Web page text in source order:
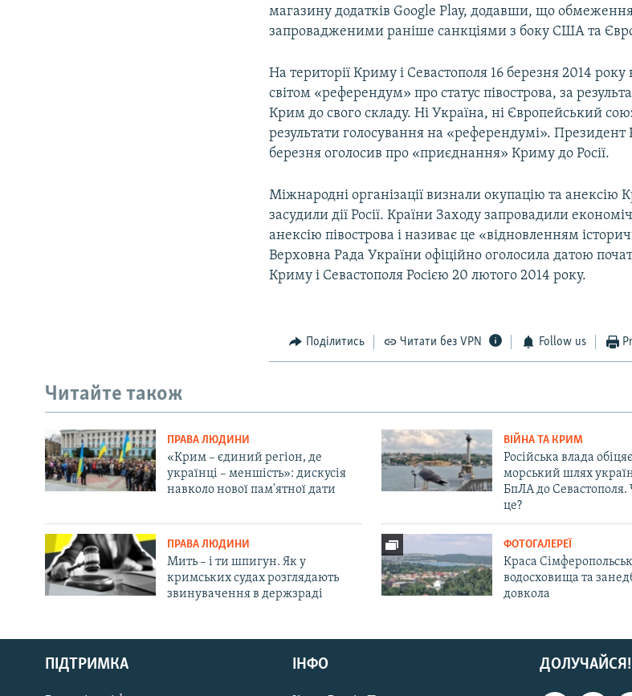
Русский
Qırımtatar
магазину додатків Google Play, додавши, що обмеження
запровадженими раніше санкціями з боку США та
На території Криму і Севастополя 16 березня 2014
світом «референдум» про статус півострова, за
Крим до свого складу. Ні Україна, ні Європейський
результати голосування на «референдумі». Президент
березня оголосив про «приєднання» Криму до Росії.
Міжнародні організації визнали окупацію та
засудили дії Росії. Країни Заходу запровадили
анексію півострова і називає це «відновленням
Верховна Рада України офіційно оголосила датою
Криму і Севастополя Росією 20 лютого 2014 року.
Поділитись Читати без VPN Follow us
Читайте також
ПРАВА ЛЮДИНИ
«Крим – єдиний регіон, де
українці – меншість»: дискусія
навколо нової пам'ятної дати
ВІЙНА ТА КРИМ
Російська влада
морський шлях
БпЛА до Севастополя.
це?
ПРАВА ЛЮДИНИ
Мить – і ти шпигун. Як у
кримських судах розглядають
звинувачення в держзраді
ФОТОГАЛЕРЕЇ
Краса
водосховища та
довкола
ДОЛУЧАЙСЯ!
ПІДТРИМКА ІНФО